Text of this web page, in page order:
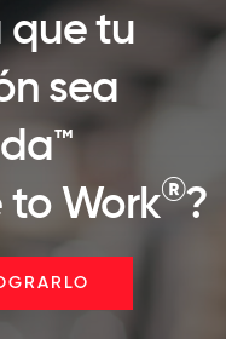
que tu
sea
to Work®?